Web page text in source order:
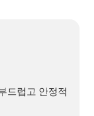
드럽고 안정적